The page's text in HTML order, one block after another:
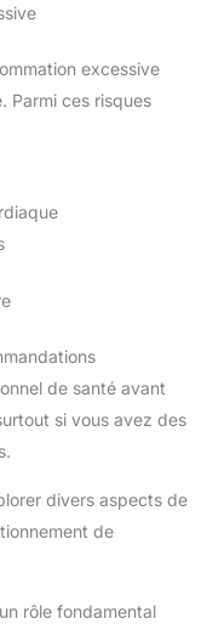
excessive
Parmi ces risques
de santé avant
si vous avez des
divers aspects de
de
rôle fondamental